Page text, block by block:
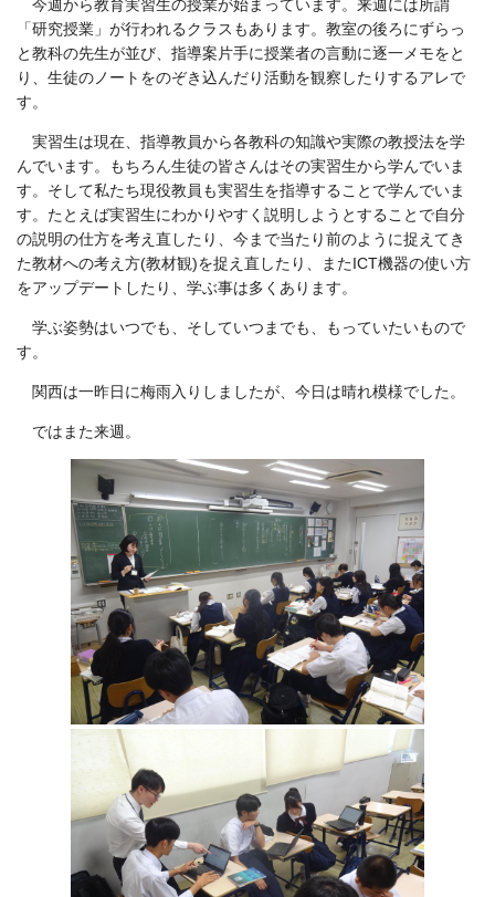
今週から教育実習生の授業が始まっています。来週には所謂
「研究授業」が行われるクラスもあります。教室の後ろにずらっ
と教科の先生が並び、指導案片手に授業者の言動に逐一メモをと
り、生徒のノートをのぞき込んだり活動を観察したりするアレで
す。
実習生は現在、指導教員から各教科の知識や実際の教授法を学
んでいます。もちろん生徒の皆さんはその実習生から学んでいま
す。そして私たち現役教員も実習生を指導することで学んでいま
す。たとえば実習生にわかりやすく説明しようとすることで自分
の説明の仕方を考え直したり、今まで当たり前のように捉えてき
た教材への考え方(教材観)を捉え直したり、またICT機器の使い方
をアップデートしたり、学ぶ事は多くあります。
学ぶ姿勢はいつでも、そしていつまでも、もっていたいもので
す。
関西は一昨日に梅雨入りしましたが、今日は晴れ模様でした。
ではまた来週。